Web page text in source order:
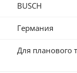
BUSCH
Германия
Для планового